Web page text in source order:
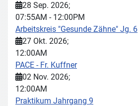
28 Sep. 2026;
07:55AM - 12:00PM
Arbeitskreis "Gesunde Zähne" Jg. 6
27 Okt. 2026;
12:00AM
PACE - Fr. Kuffner
02 Nov. 2026;
12:00AM
Praktikum Jahrgang 9